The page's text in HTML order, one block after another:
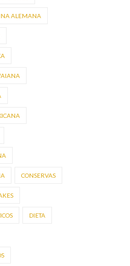
ALEMANA
CONSERVAS
DIETA